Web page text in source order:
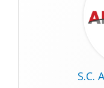
S.C.